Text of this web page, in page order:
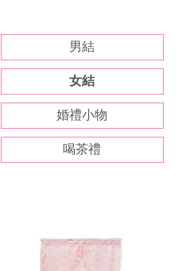
男結
女結
婚禮小物
喝茶禮